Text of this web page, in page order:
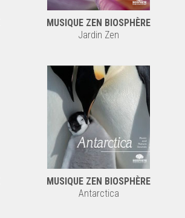
MUSIQUE ZEN BIOSPHÈRE
Jardin Zen
MUSIQUE ZEN BIOSPHÈRE
Antarctica